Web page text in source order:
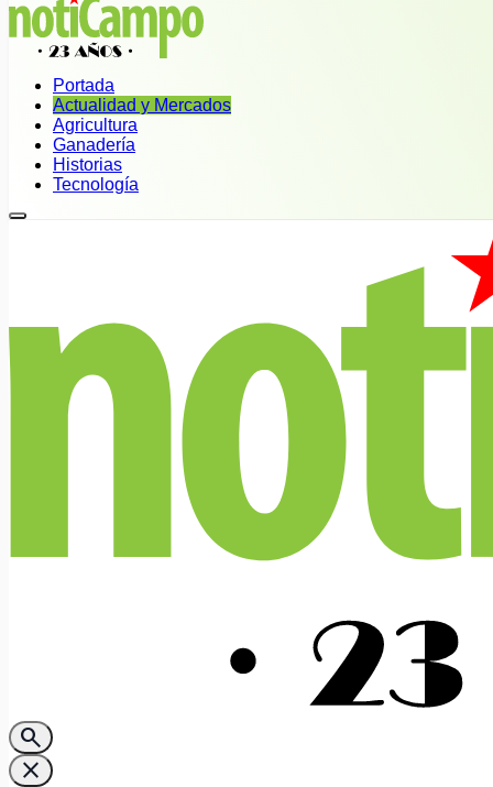
Portada
Actualidad y Mercados
Agricultura
Ganadería
Historias
Tecnología
search
close